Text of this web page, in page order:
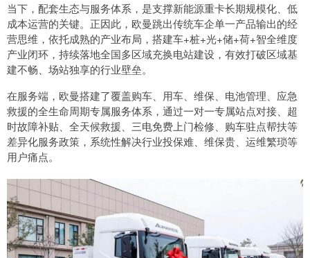
当下，配套生态与服务体系，是支撑新能源重卡长期规模化、低
成本运营的关键。正因此，欧曼跳出传统车企单一产品输出的经
营思维，依托成熟的产业布局，搭建车+桩+光+储+荷+智全维度
产业闭环，持续落地全国多区域充换电站建设，有效打破区域基
建不畅、场站独享的行业壁垒。
在服务端，欧曼搭建了覆盖购车、用车、维保、电池管理、应急
救援的全生命周期专属服务体系，通过一对一专属站点对接、超
时故障补贴、全天候救援、三电免费上门检修、购车驻点帮扶等
差异化服务政策，系统性解决行业投保难、维保贵、运维繁琐等
用户痛点。